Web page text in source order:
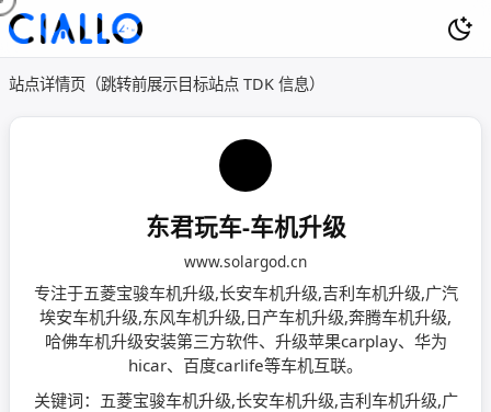
站点详情页（跳转前展示目标站点 TDK 信息）
东君玩车-车机升级
www.solargod.cn
专注于五菱宝骏车机升级,长安车机升级,吉利车机升级,广汽
埃安车机升级,东风车机升级,日产车机升级,奔腾车机升级,
哈佛车机升级安装第三方软件、升级苹果carplay、华为
hicar、百度carlife等车机互联。
关键词：五菱宝骏车机升级,长安车机升级,吉利车机升级,广